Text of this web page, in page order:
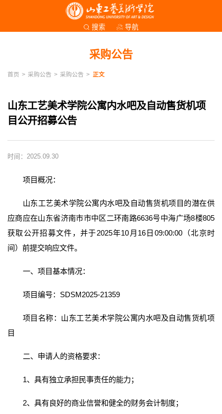
搜索 导航
采购公告
首页 > 采购公告 > 采购公告 > 正文
山东工艺美术学院公寓内水吧及自动售货机项
目公开招募公告
时间：2025.09.30
项目概况：
山东工艺美术学院公寓内水吧及自动售货机项目的潜在供
应商应在山东省济南市市中区二环南路6636号中海广场8楼805
获取公开招募文件，并于2025年10月16日09:00:00（北京时
间）前提交响应文件。
一、项目基本情况：
项目编号：SDSM2025-21359
项目名称：山东工艺美术学院公寓内水吧及自动售货机项
目
二、申请人的资格要求：
1、具有独立承担民事责任的能力；
2、具有良好的商业信誉和健全的财务会计制度；